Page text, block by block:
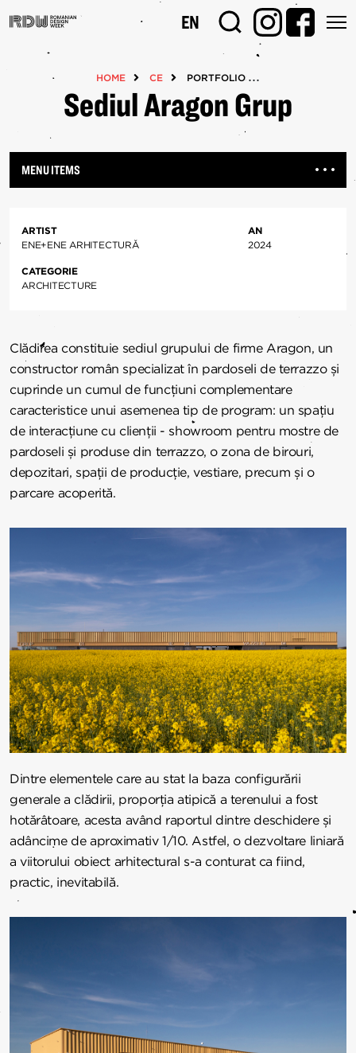
la
conţinutul
principal
EN
HOME CE PORTFOLIOS
Sediul Aragon Grup
MENU ITEMS
ARTIST
ENE+ENE ARHITECTURĂ
AN
2024
CATEGORIE
ARCHITECTURE
Clădirea constituie sediul grupului de firme Aragon, un
constructor român specializat în pardoseli de terrazzo și
cuprinde un cumul de funcțiuni complementare
caracteristice unui asemenea tip de program: un spațiu
de interacțiune cu clienții - showroom pentru mostre de
pardoseli și produse din terrazzo, o zona de birouri,
depozitari, spații de producție, vestiare, precum și o
parcare acoperită.
Dintre elementele care au stat la baza configurării
generale a clădirii, proporția atipică a terenului a fost
hotărâtoare, acesta având raportul dintre deschidere și
adâncime de aproximativ 1/10. Astfel, o dezvoltare liniară
a viitorului obiect arhitectural s-a conturat ca fiind,
practic, inevitabilă.